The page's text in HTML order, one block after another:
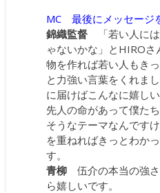
MC 最後にメッセージ
錦織監督 「若い人に
ゃないかな」とHIRO
物を作れば若い人もき
と力強い言葉をくれま
に届けばこんなに嬉し
先人の命があって僕た
そうなテーマなんです
を重ねればきっとわか
す。
青柳 伍介の本当の強
ら嬉しいです。